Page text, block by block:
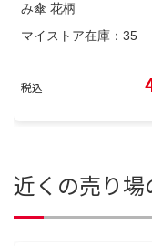
み傘 花柄
マイストア在庫： 35
税込
近くの売り場